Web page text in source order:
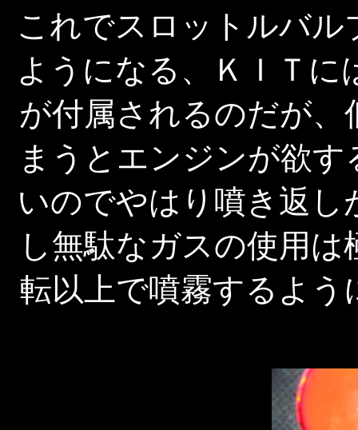
これでスロットルバ
ようになる、ＫＩＴ
が付属されるのだが
まうとエンジンが欲
いのでやはり噴き返
し無駄なガスの使用
転以上で噴霧するよう